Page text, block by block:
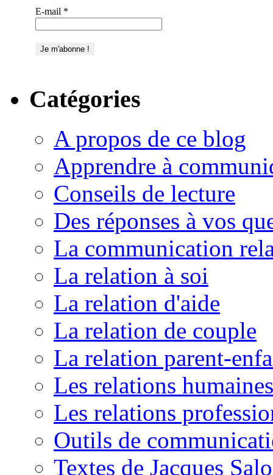
E-mail *
Catégories
A propos de ce blog
Apprendre à
Conseils de lecture
Des réponses à vos
La communication
La relation à soi
La relation d'aide
La relation de couple
La relation parent-
Les relations humaines
Les relations
Outils de
Textes de Jacques